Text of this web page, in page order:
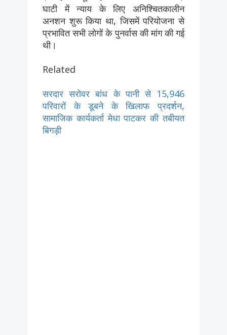
घाटी में न्याय के लिए अनिश्चितकालीन
अनशन शुरू किया था, जिसमें परियोजना से
प्रभावित सभी लोगों के पुनर्वास की मांग की गई
थी।
Related
सरदार सरोवर बांध के पानी से 15,946
परिवारों के डूबने के खिलाफ प्रदर्शन,
सामाजिक कार्यकर्ता मेधा पाटकर की तबीयत
बिगड़ी